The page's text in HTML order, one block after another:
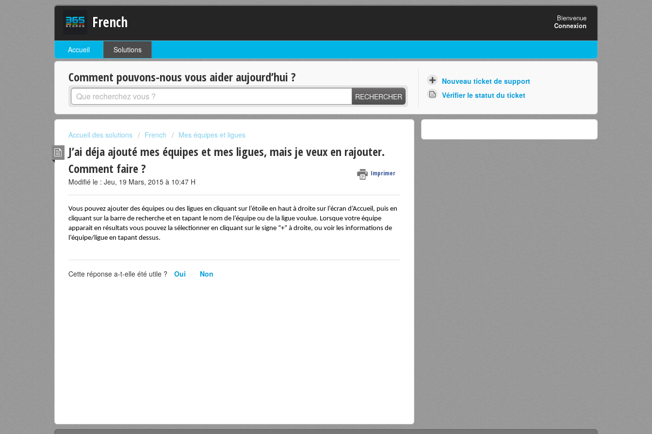
French
Bienvenue
Connexion
Accueil Solutions
Comment pouvons-nous vous aider aujourd’hui ?
RECHERCHER
Nouveau ticket de support
Vérifier le statut du ticket
Accueil des solutions French Mes équipes et ligues
J’ai déja ajouté mes équipes et mes ligues, mais je veux en rajouter.
Comment faire ?
Imprimer
Modifié le : Jeu, 19 Mars, 2015 à 10:47 H
Vous pouvez ajouter des équipes ou des ligues en cliquant sur l’étoile en haut à droite sur l’écran d’Accueil, puis en
cliquant sur la barre de recherche et en tapant le nom de l’équipe ou de la ligue voulue. Lorsque votre équipe
apparait en résultats vous pouvez la sélectionner en cliquant sur le signe “+” à droite, ou voir les informations de
l’équipe/ligue en tapant dessus.
Cette réponse a-t-elle été utile ? Oui Non